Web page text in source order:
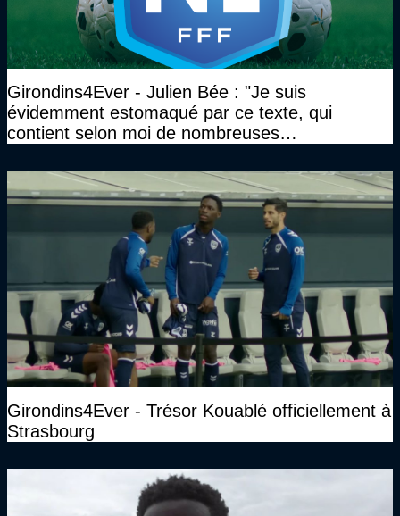
Girondins4Ever - Julien Bée : "Je suis
évidemment estomaqué par ce texte, qui
contient selon moi de nombreuses
plan juridique"
Girondins4Ever - Trésor Kouablé officiellement à
Strasbourg